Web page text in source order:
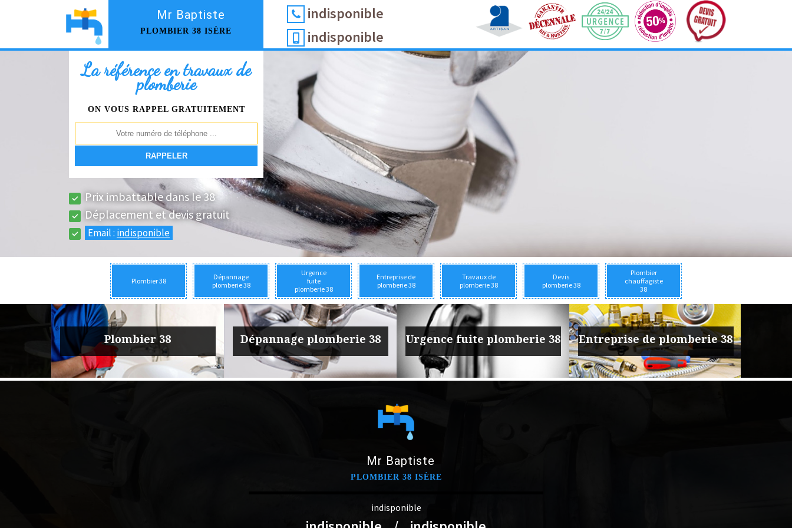
Mr Baptiste
PLOMBIER 38 ISÈRE
indisponible
indisponible
La référence en travaux de
plomberie
ON VOUS RAPPEL GRATUITEMENT
Prix imbattable dans le 38
Déplacement et devis gratuit
Email : indisponible
Plombier 38
Dépannage
plomberie 38
Urgence
fuite
plomberie 38
Entreprise de
plomberie 38
Travaux de
plomberie 38
Devis
plomberie 38
Plombier
chauffagiste
38
Plombier 38 Dépannage plomberie 38 Urgence fuite plomberie 38 Entreprise de plomberie 38
Mr Baptiste
PLOMBIER 38 ISÈRE
indisponible